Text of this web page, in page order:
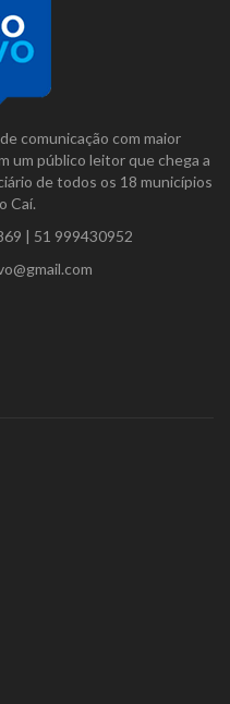
comunicação com maior
um público leitor que chega a
de todos os 18 municípios
Caí.
| 51 999430952